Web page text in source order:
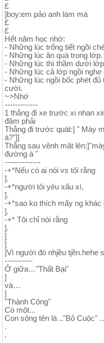
£
]boy:em pảo anh làm mà
£
£
Hết năm học nhớ:
- Những lúc trống tiết ngồi
- Những lúc ăn quà trong lớp.
- Những lúc thì thầm dưới
- Những lúc cả lớp ngồi
- Những lúc ngồi bốc phét
cười.
~>Nhớ
-------------
1 thằng đi xe trước xi nhan
đâm phải
Thằng đi trước quát:] " Mày
à?"]]
Thằng sau vênh mặt
đường à "
--------------
-+*Nếu có ai nói vs tôi rằng
].
-+*người tôi yêu xấu xí,
].
-+*sao ko thích mấy ng khác
].
-+* Tôi chỉ nói rằng
].
]
]
]Vì người đó nhjều tjền.hehe
-----------
Ở giữa…"Thất Bại"
]
và…
]
"Thành Công"
Có một...
Con sông tên là .."Bỏ Cuộc"
.
.